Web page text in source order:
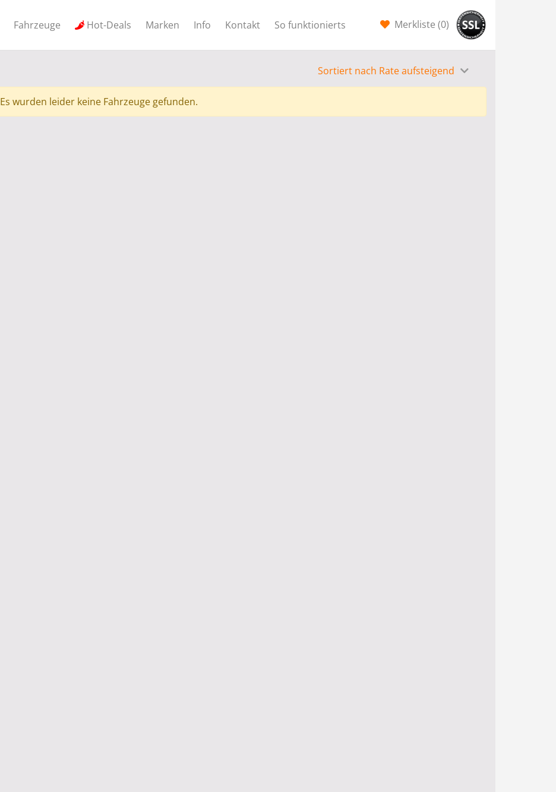
Fahrzeuge Hot-Deals Marken Info Kontakt So funktionierts Merkliste (0)
Sortiert nach Rate aufsteigend
Es wurden leider keine Fahrzeuge gefunden.